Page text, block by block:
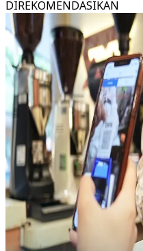
DIREKOMENDASIKAN